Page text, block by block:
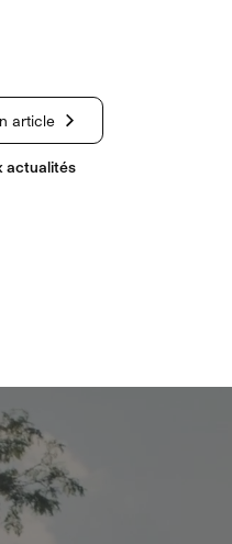
actualités
article